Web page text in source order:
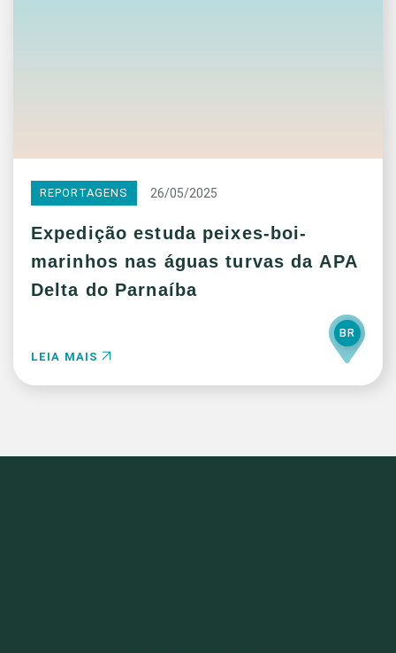
REPORTAGENS 26/05/2025
Expedição estuda peixes-boi-
marinhos nas águas turvas da APA
Delta do Parnaíba
LEIA MAIS
BR